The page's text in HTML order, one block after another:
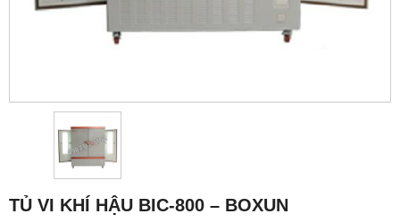
TỦ VI KHÍ HẬU BIC-800 – BOXUN